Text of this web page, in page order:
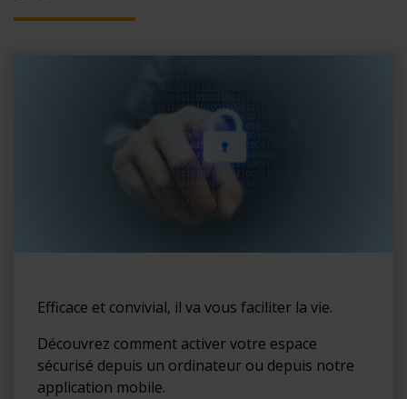
Efficace et convivial, il va vous faciliter la vie.
Découvrez comment activer votre espace
sécurisé depuis un ordinateur ou depuis notre
application mobile.